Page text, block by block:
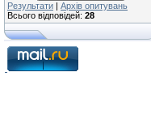
Результати | Архів опитувань
Всього відповідей: 28